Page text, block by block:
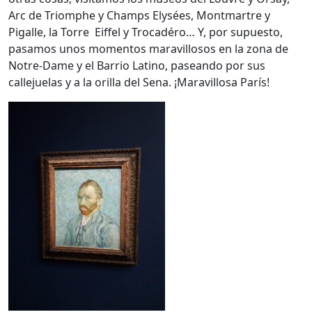
Arc de Triomphe y Champs Elysées, Montmartre y
Pigalle, la Torre Eiffel y Trocadéro… Y, por supuesto,
pasamos unos momentos maravillosos en la zona de
Notre-Dame y el Barrio Latino, paseando por sus
callejuelas y a la orilla del Sena. ¡Maravillosa París!